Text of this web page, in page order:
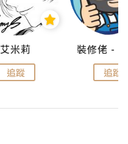
艾米莉
追蹤 追蹤